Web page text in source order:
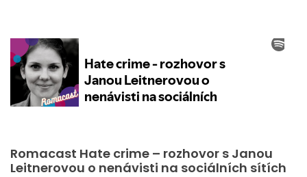
Romacast Hate crime – rozhovor s Janou
Leitnerovou o nenávisti na sociálních sítích